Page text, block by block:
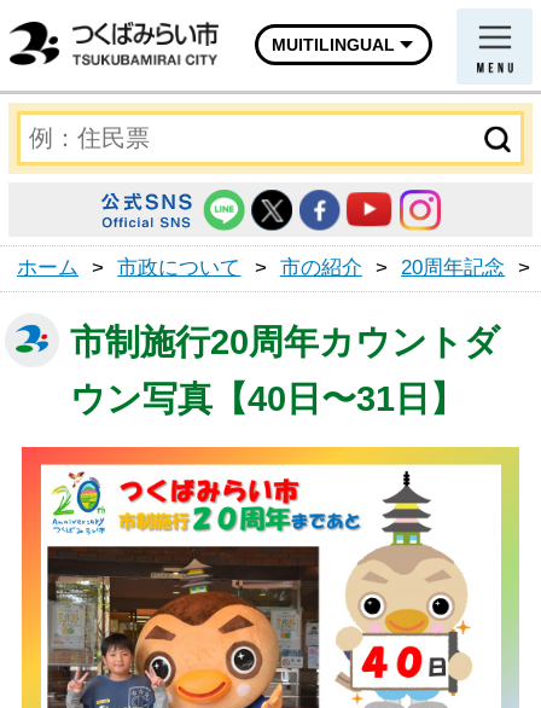
MUITILINGUAL
ホーム > 市政について > 市の紹介 > 20周年記念 >
市制施行20周年カウントダ
ウン写真【40日〜31日】